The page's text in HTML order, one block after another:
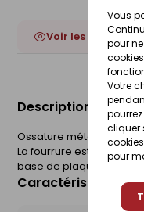
Vous
pour
Votre
cliquer
pour
Voir les 2
Description du
Ossature métallique en
La fourrure est utilisé
base de plaques de
Caractéristiques